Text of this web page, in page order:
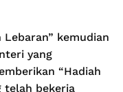
kemudian
yang
“Hadiah
telah bekerja